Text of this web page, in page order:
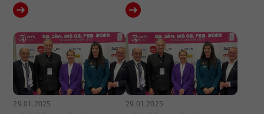
29.01.2025 29.01.2025